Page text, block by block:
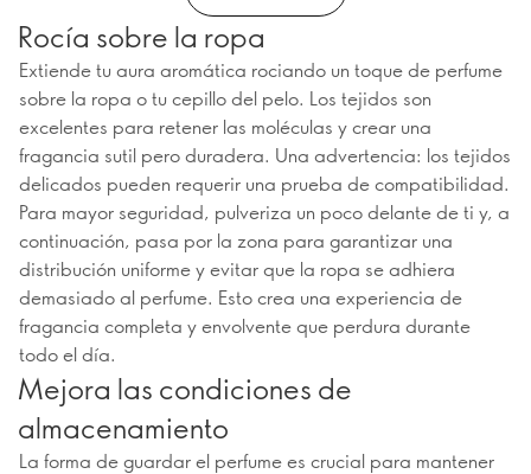
Rocía sobre la ropa
Extiende tu aura aromática rociando un toque de perfume
sobre la ropa o tu cepillo del pelo. Los tejidos son
excelentes para retener las moléculas y crear una
fragancia sutil pero duradera. Una advertencia: los tejidos
delicados pueden requerir una prueba de compatibilidad.
Para mayor seguridad, pulveriza un poco delante de ti y, a
continuación, pasa por la zona para garantizar una
distribución uniforme y evitar que la ropa se adhiera
demasiado al perfume. Esto crea una experiencia de
fragancia completa y envolvente que perdura durante
todo el día.
Mejora las condiciones de
almacenamiento
La forma de guardar el perfume es crucial para mantener